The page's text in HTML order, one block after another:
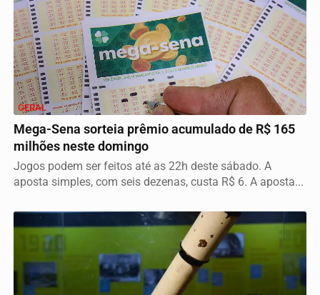
GERAL
Mega-Sena sorteia prêmio acumulado de R$ 165
milhões neste domingo
Jogos podem ser feitos até as 22h deste sábado. A
aposta simples, com seis dezenas, custa R$ 6. A aposta...